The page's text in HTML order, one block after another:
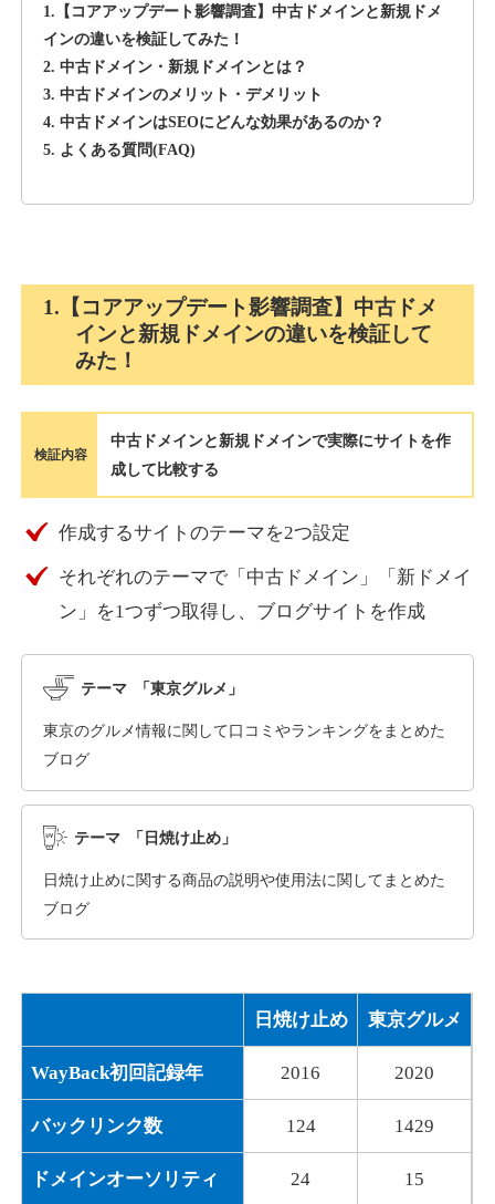
詳細を見る
sug-web.jp
ジャンル その他
DA42 外部リンク数740 ドメイン年齢13年
3,300円 入札 2件
詳細を見る
holocardstrategy.jp
ジャンル趣味
DA40 外部リンク数
3,300円 入札 3件
詳細を見る
suka-jp.com
ジャンルその他
DA 40 外部リンク数2518 ドメイン年齢1年
10,800円 入札 0件
詳細を見る
dka-hero.com
ジャンル その他
10,800円
詳細を見る
ジャンルその他
40
10,800円 入札 0件
1.【コアアップデート影響調査】中古ドメインと新規ドメ
インの違いを検証してみた！
2. 中古ドメイン・新規ドメインとは？
3. 中古ドメインのメリット・デメリット
4. 中古ドメインはSEOにどんな効果があるのか？
5. よくある質問(FAQ)
1.【コアアップデート影響調査】中古ドメ
インと新規ドメインの違いを検証して
みた！
検証内容
中古ドメインと新規ドメインで実際にサイトを作
成して比較する
作成するサイトのテーマを2つ設定
それぞれのテーマで「中古ドメイン」「新ドメイ
ン」を1つずつ取得し、ブログサイトを作成
テーマ 「東京グルメ」
東京のグルメ情報に関して口コミやランキングをまとめた
ブログ
テーマ 「日焼け止め」
日焼け止めに関する商品の説明や使用法に関してまとめた
ブログ
日焼け止め 東京グルメ
WayBack初回記録年 2016 2020
バックリンク数 124 1429
ドメインオーソリティ 24 15